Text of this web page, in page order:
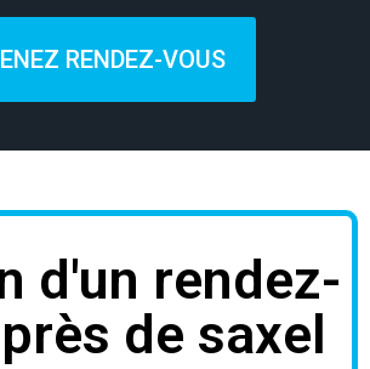
RENDEZ-VOUS
d'un rendez-
de saxel